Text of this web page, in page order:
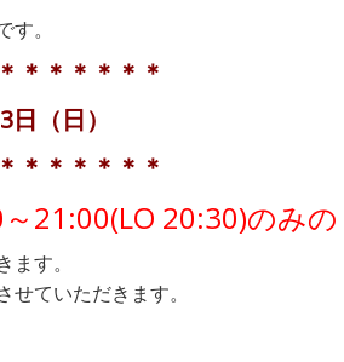
。
＊＊＊＊＊＊
（日）
＊＊＊＊＊＊
21:00(LO 20:30)のみの
ます。
せていただきます。